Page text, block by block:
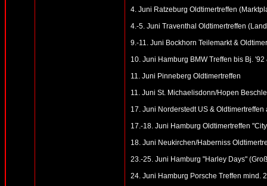
4. Juni Ratzeburg Oldtimertreffen
4.-5. Juni Traventhal Oldtimertreffen
9.-11. Juni Bockhorn Teilemarkt &
10. Juni Hamburg BMW Treffen bis Bj.
11. Juni Pinneberg Oldtimertreffen
11. Juni St. Michaelisdonn/Hopen
17. Juni Norderstedt US &
17.-18. Juni Hamburg Oldtimertreffen
18. Juni Neukirchen/Haberniss
23.-25. Juni Hamburg "Harley Days"
24. Juni Hamburg Porsche Treffen mind.